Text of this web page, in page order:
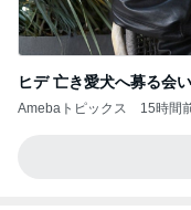
ヒデ 亡き愛犬へ募る会
Amebaトピックス 15時間